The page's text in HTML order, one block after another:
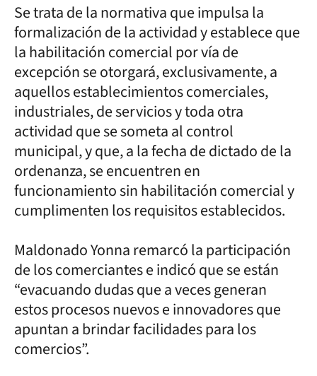
Se trata de la normativa que impulsa la
formalización de la actividad y establece que
la habilitación comercial por vía de
excepción se otorgará, exclusivamente, a
aquellos establecimientos comerciales,
industriales, de servicios y toda otra
actividad que se someta al control
municipal, y que, a la fecha de dictado de la
ordenanza, se encuentren en
funcionamiento sin habilitación comercial y
cumplimenten los requisitos establecidos.
Maldonado Yonna remarcó la participación
de los comerciantes e indicó que se están
“evacuando dudas que a veces generan
estos procesos nuevos e innovadores que
apuntan a brindar facilidades para los
comercios”.